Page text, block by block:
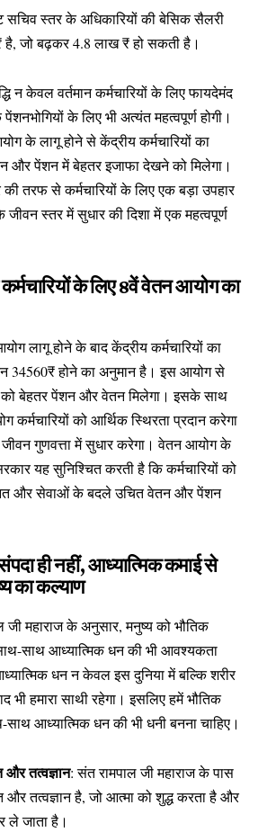
सचिव स्तर के अधिकारियों की बेसिक सैलरी
है, जो बढ़कर 4.8 लाख ₹ हो सकती है।
न केवल वर्तमान कर्मचारियों के लिए फायदेमंद
पेंशनभोगियों के लिए भी अत्यंत महत्वपूर्ण होगी।
के लागू होने से केंद्रीय कर्मचारियों का
और पेंशन में बेहतर इजाफा देखने को मिलेगा।
तरफ से कर्मचारियों के लिए एक बड़ा उपहार
स्तर में सुधार की दिशा में एक महत्वपूर्ण
के लिए 8वें वेतन आयोग का
लागू होने के बाद केंद्रीय कर्मचारियों का
34560₹ होने का अनुमान है। इस आयोग से
को बेहतर पेंशन और वेतन मिलेगा। इसके साथ
कर्मचारियों को आर्थिक स्थिरता प्रदान करेगा
गुणवत्ता में सुधार करेगा। वेतन आयोग के
यह सुनिश्चित करती है कि कर्मचारियों को
और सेवाओं के बदले उचित वेतन और पेंशन
ही नहीं, आध्यात्मिक कमाई से
का कल्याण
जी महाराज के अनुसार, मनुष्य को भौतिक
साथ आध्यात्मिक धन की भी आवश्यकता
धन न केवल इस दुनिया में बल्कि शरीर
भी हमारा साथी रहेगा। इसलिए हमें भौतिक
आध्यात्मिक धन की भी धनी बनना चाहिए।
और तत्वज्ञान: संत रामपाल जी महाराज के पास
और तत्वज्ञान है, जो आत्मा को शुद्ध करता है और
ले जाता है।